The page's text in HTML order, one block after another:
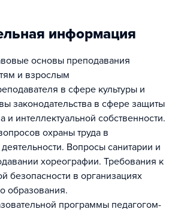
информация
основы преподавания
и взрослым
в сфере культуры и
законодательства в сфере защиты
и интеллектуальной собственности.
охраны труда в
Вопросы санитарии и
хореографии. Требования к
безопасности в организациях
образования.
программы педагогом-